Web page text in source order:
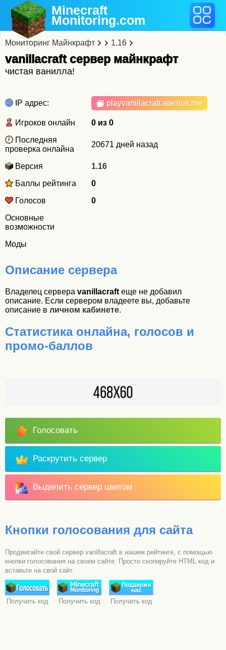
Minecraft
Monitoring.com
Мониторинг Майнкрафт 1.16
vanillacraft cервер майнкрафт
чистая ванилла!
IP адрес: playvanillacraft.aternos.me
Игроков онлайн
0 из 0
Последняя
проверка онлайна
20671 дней назад
Версия
1.16
Баллы рейтинга
0
Голосов
0
Основные
возможности
Моды
Описание сервера
Владелец сервера vanillacraft еще не добавил
описание. Если сервером владеете вы, добавьте
описание в личном кабинете.
Статистика онлайна, голосов и
промо-баллов
Голосовать
Раскрутить сервер
Выделить сервер цветом
Кнопки голосования для сайта
Продвигайте свой сервер vanillacraft в нашем рейтинге, с помощью
кнопки голосования на своем сайте. Просто скопируйте HTML код и
вставьте на свой сайт.
Получить код Получить код Получить код